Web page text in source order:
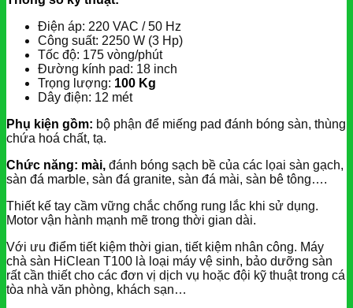
Điện áp: 220 VAC / 50 Hz
Công suất: 2250 W (3 Hp)
Tốc độ: 175 vòng/phút
Đường kính pad: 18 inch
Trọng lượng: 100 Kg
Dây điện: 12 mét
Phụ kiện gồm: bộ phận để miếng pad đánh bóng sàn, thùng
chứa hoá chất, tạ.
Chức năng: mài, đánh bóng sạch bề của các lọai sàn gạch,
sàn đá marble, sàn đá granite, sàn đá mài, sàn bê tông….
Thiết kế tay cầm vững chắc chống rung lắc khi sử dụng.
Motor vận hành mạnh mẽ trong thời gian dài.
Với ưu điểm tiết kiệm thời gian, tiết kiệm nhân công. Máy
chà sàn HiClean T100 là loại máy vệ sinh, bảo dưỡng sàn
rất cần thiết cho các đơn vị dịch vụ hoặc đội kỹ thuật trong cá
tòa nhà văn phòng, khách sạn…